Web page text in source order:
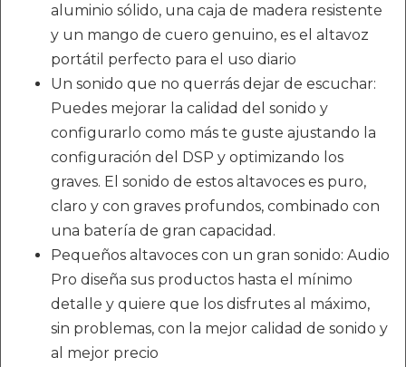
aluminio sólido, una caja de madera resistente
y un mango de cuero genuino, es el altavoz
portátil perfecto para el uso diario
Un sonido que no querrás dejar de escuchar:
Puedes mejorar la calidad del sonido y
configurarlo como más te guste ajustando la
configuración del DSP y optimizando los
graves. El sonido de estos altavoces es puro,
claro y con graves profundos, combinado con
una batería de gran capacidad.
Pequeños altavoces con un gran sonido: Audio
Pro diseña sus productos hasta el mínimo
detalle y quiere que los disfrutes al máximo,
sin problemas, con la mejor calidad de sonido y
al mejor precio